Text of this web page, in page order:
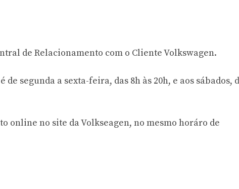
de Relacionamento com o Cliente Volkswagen.
segunda a sexta-feira, das 8h às 20h, e aos sábados,
online no site da Volkseagen, no mesmo horáro de